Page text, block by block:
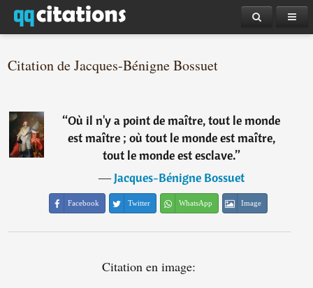
Citation de Jacques-Bénigne Bossuet
“Où il n'y a point de maître, tout le monde
est maître ; où tout le monde est maître,
tout le monde est esclave.”
―Jacques-Bénigne Bossuet
Facebook Twitter WhatsApp Image
Citation en image: